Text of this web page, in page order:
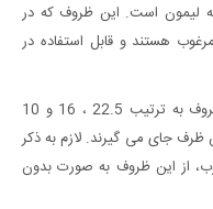
لیمون است. این ظروف که در
هستند و قابل استفاده در
طول و عرض و ارتفاع بزرگترین سایز این ظروف به ترتیب 22.5 ، 16 و 10
جای می گیرند. لازم به ذکر
از این ظروف به صورت بدون